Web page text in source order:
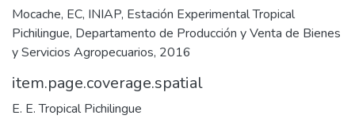
Mocache, EC, INIAP, Estación Experimental Tropical
Pichilingue, Departamento de Producción y Venta de Bienes
y Servicios Agropecuarios, 2016
item.page.coverage.spatial
E. E. Tropical Pichilingue